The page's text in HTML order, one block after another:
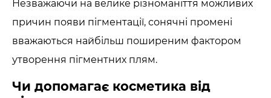
Незважаючи на велике різноманіття можливих
причин появи пігментації, сонячні промені
вважаються найбільш поширеним фактором
утворення пігментних плям.
Чи допомагає косметика від